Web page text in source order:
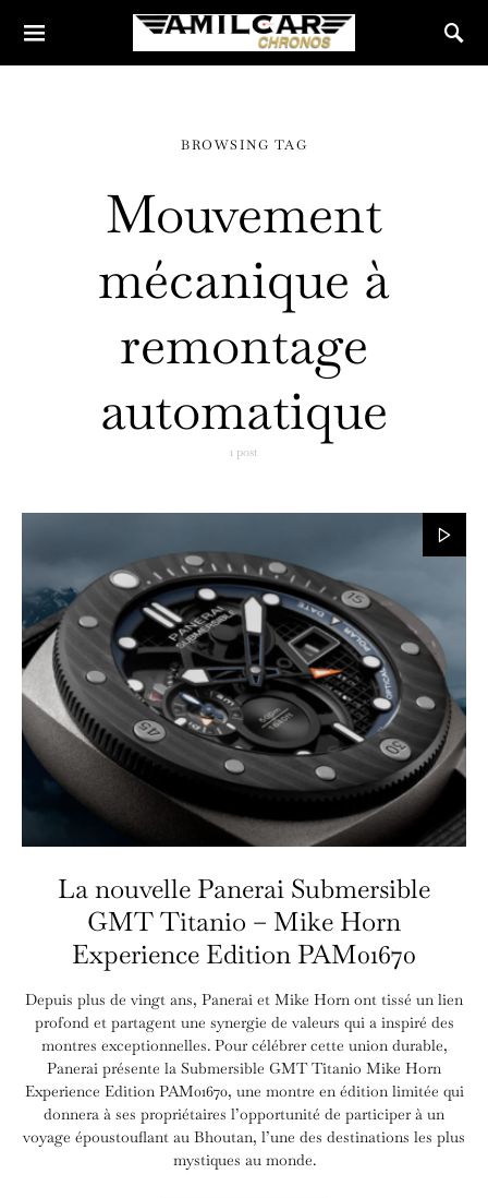
BROWSING TAG
Mouvement
mécanique à
remontage
automatique
1 post
La nouvelle Panerai Submersible
GMT Titanio – Mike Horn
Experience Edition PAM01670
Depuis plus de vingt ans, Panerai et Mike Horn ont tissé un lien
profond et partagent une synergie de valeurs qui a inspiré des
montres exceptionnelles. Pour célébrer cette union durable,
Panerai présente la Submersible GMT Titanio Mike Horn
Experience Edition PAM01670, une montre en édition limitée qui
donnera à ses propriétaires l’opportunité de participer à un
voyage époustouflant au Bhoutan, l’une des destinations les plus
mystiques au monde.